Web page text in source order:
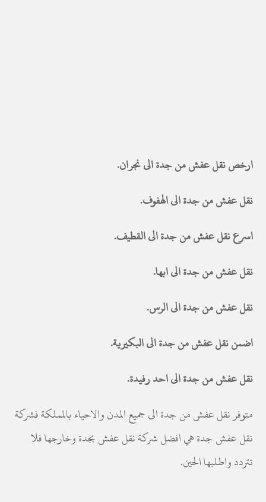
ارخص نقل عفش من جدة الى نجران.
نقل عفش من جدة الى الهفوف.
اسرع نقل عفش من جدة الى القطيف.
نقل عفش من جدة الى ابها.
نقل عفش من جدة الى الرس.
اضمن نقل عفش من جدة الى البكيرية.
نقل عفش من جدة الى احد رفيدة.
متوفر نقل عفش من جدة الى جميع المدن والاحياء بالمملكة فشركة
نقل عفش جدة هي افضل شركة نقل عفش بجدة وخارجها فلا
تتردد واطلبها الحين.